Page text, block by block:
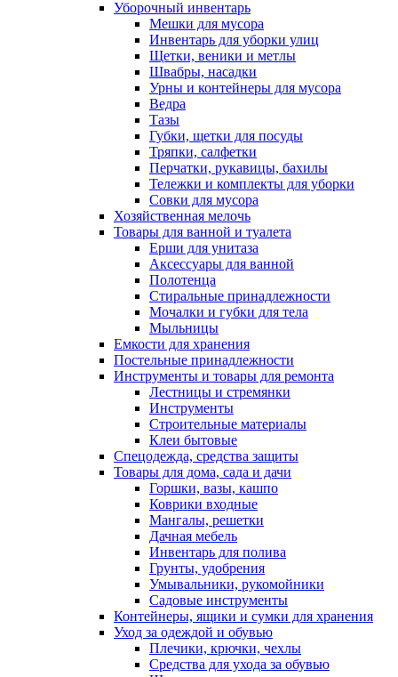
Уборочный инвентарь
Мешки для мусора
Инвентарь для уборки улиц
Щетки, веники и метлы
Швабры, насадки
Урны и контейнеры для мусора
Ведра
Тазы
Губки, щетки для посуды
Тряпки, салфетки
Перчатки, рукавицы, бахилы
Тележки и комплекты для уборки
Совки для мусора
Хозяйственная мелочь
Товары для ванной и туалета
Ерши для унитаза
Аксессуары для ванной
Полотенца
Стиральные принадлежности
Мочалки и губки для тела
Мыльницы
Емкости для хранения
Постельные принадлежности
Инструменты и товары для ремонта
Лестницы и стремянки
Инструменты
Строительные материалы
Клеи бытовые
Спецодежда, средства защиты
Товары для дома, сада и дачи
Горшки, вазы, кашпо
Коврики входные
Мангалы, решетки
Дачная мебель
Инвентарь для полива
Грунты, удобрения
Умывальники, рукомойники
Садовые инструменты
Контейнеры, ящики и сумки для хранения
Уход за одеждой и обувью
Плечики, крючки, чехлы
Средства для ухода за обувью